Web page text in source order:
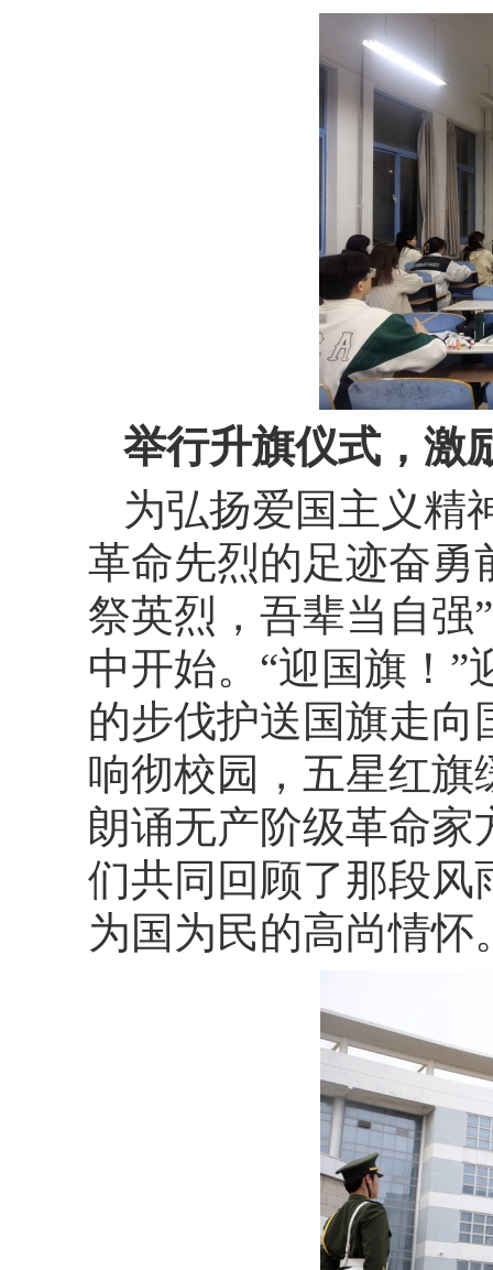
举行升旗仪式，激
为弘扬爱国主义精
革命先烈的足迹奋勇
祭英烈，吾辈当自强
中开始。“迎国旗！
的步伐护送国旗走
响彻校园，五星红旗
朗诵无产阶级革命
们共同回顾了那段风
为国为民的高尚情怀